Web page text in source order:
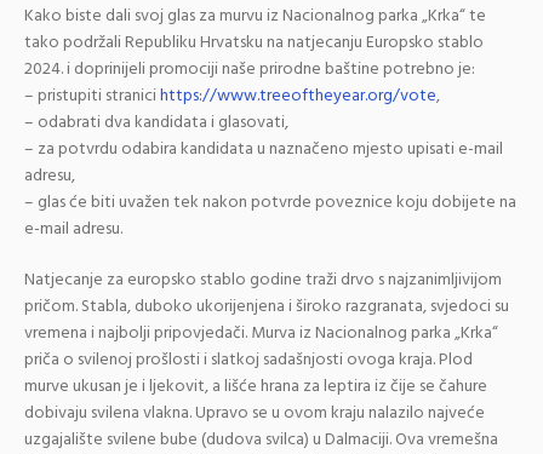
Kako biste dali svoj glas za murvu iz Nacionalnog parka „Krka“ te
tako podržali Republiku Hrvatsku na natjecanju Europsko stablo
2024. i doprinijeli promociji naše prirodne baštine potrebno je:
– pristupiti stranicihttps://www.treeoftheyear.org/vote,
– odabrati dva kandidata i glasovati,
– za potvrdu odabira kandidata u naznačeno mjesto upisati e-mail
adresu,
– glas će biti uvažen tek nakon potvrde poveznice koju dobijete na
e-mail adresu.
Natjecanje za europsko stablo godine traži drvo s najzanimljivijom
pričom. Stabla, duboko ukorijenjena i široko razgranata, svjedoci su
vremena i najbolji pripovjedači. Murva iz Nacionalnog parka „Krka“
priča o svilenoj prošlosti i slatkoj sadašnjosti ovoga kraja. Plod
murve ukusan je i ljekovit, a lišće hrana za leptira iz čije se čahure
dobivaju svilena vlakna. Upravo se u ovom kraju nalazilo najveće
uzgajalište svilene bube (dudova svilca) u Dalmaciji. Ova vremešna